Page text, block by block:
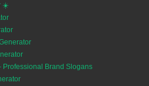
☀️
Professional Brand Slogans